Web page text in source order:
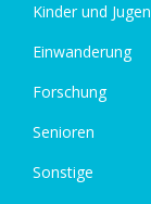
Kinder und
Einwanderung
Forschung
Senioren
Sonstige